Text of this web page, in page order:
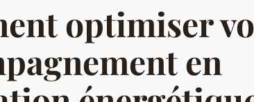
optimiser
en